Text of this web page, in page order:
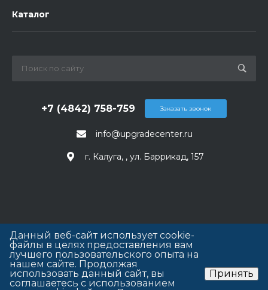
Каталог
info@upgradecenter.ru
+7 (4842) 758-759
г. Калуга, , ул. Баррикад, 157
Заказать звонок
Данный веб-сайт использует cookie-
файлы в целях предоставления вам
лучшего пользовательского опыта на
нашем сайте. Продолжая
использовать данный сайт, вы
соглашаетесь с использованием
Принять